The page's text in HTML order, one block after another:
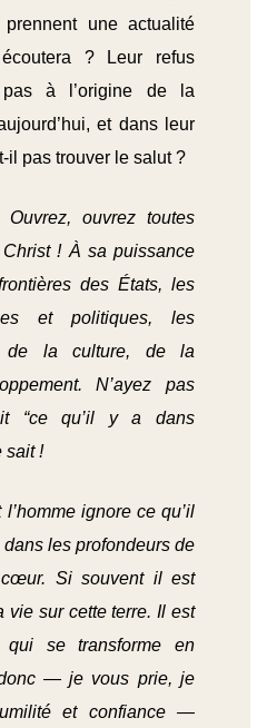
une actualité
? Leur refus
à l’origine de la
et dans leur
il pas trouver le salut ?
ouvrez toutes
! À sa puissance
des États, les
et politiques, les
de la culture, de la
N’ayez pas
“ce qu’il y a dans
sait !
ignore ce qu’il
les profondeurs de
Si souvent il est
vie sur cette terre. Il est
se transforme en
— je vous prie, je
et confiance —